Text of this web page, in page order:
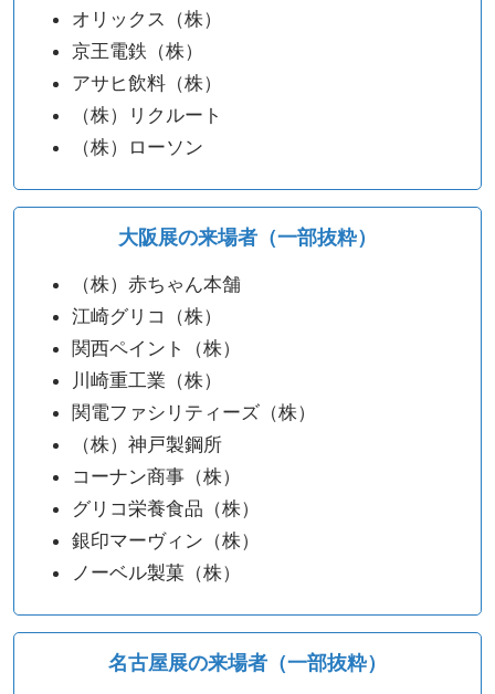
オリックス（株）
京王電鉄（株）
アサヒ飲料（株）
（株）リクルート
（株）ローソン
大阪展の来場者（一部抜粋）
（株）赤ちゃん本舗
江崎グリコ（株）
関西ペイント（株）
川崎重工業（株）
関電ファシリティーズ（株）
（株）神戸製鋼所
コーナン商事（株）
グリコ栄養食品（株）
銀印マーヴィン（株）
ノーベル製菓（株）
名古屋展の来場者（一部抜粋）